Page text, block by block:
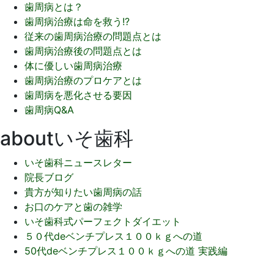
歯周病とは？
歯周病治療は命を救う!?
従来の歯周病治療の問題点とは
歯周病治療後の問題点とは
体に優しい歯周病治療
歯周病治療のプロケアとは
歯周病を悪化させる要因
歯周病Q&A
aboutいそ歯科
いそ歯科ニュースレター
院長ブログ
貴方が知りたい歯周病の話
お口のケアと歯の雑学
いそ歯科式パーフェクトダイエット
５０代deベンチプレス１００ｋｇへの道
50代deベンチプレス１００ｋｇへの道 実践編